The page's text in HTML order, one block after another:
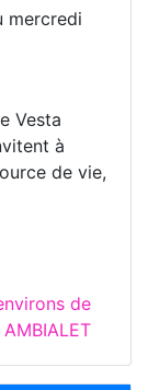
mercredi
Vesta
à
de vie,
de
AMBIALET